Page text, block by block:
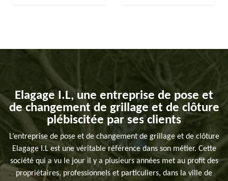
Elagage I.L, une entreprise de pose et
de changement de grillage et de clôture
plébiscitée par ses clients
L’entreprise de pose et de changement de grillage et de clôture
Elagage I.L est une véritable référence dans son métier. Cette
société qui a vu le jour il y a plusieurs années met au profit des
propriétaires, professionnels et particuliers, dans la ville de